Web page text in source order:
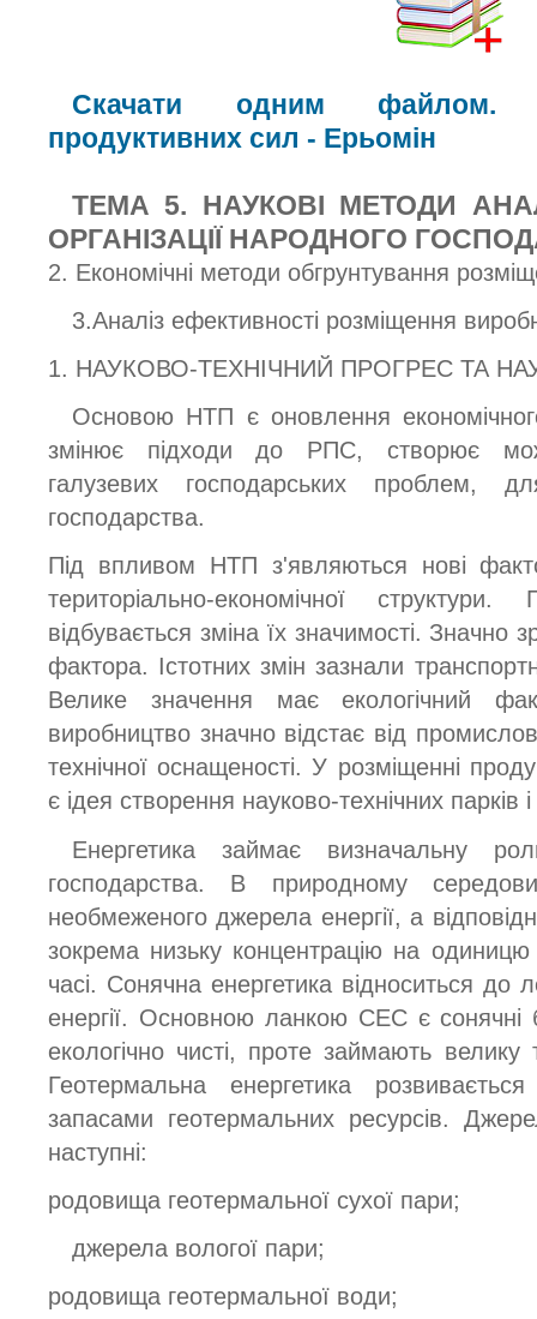
Скачати одним файлом.
продуктивних сил - Ерьомін
ТЕМА 5. НАУКОВІ МЕТОДИ
ОРГАНІЗАЦІЇ НАРОДНОГО
2. Економічні методи обгрунтування
3.Аналіз ефективності розміщення
1. НАУКОВО-ТЕХНІЧНИЙ ПРОГРЕС ТА
Основою НТП є оновлення
змінює підходи до РПС, створює
галузевих господарських проблем,
господарства.
Під впливом НТП з'являються нові
територіально-економічної
відбувається зміна їх значимості. Значно
фактора. Істотних змін зазнали
Велике значення має екологічний
виробництво значно відстає від
технічної оснащеності. У розміщенні
є ідея створення науково-технічних парків і
Енергетика займає визначальну
господарства. В природному
необмеженого джерела енергії, а
зокрема низьку концентрацію на одиницю
часі. Сонячна енергетика відноситься до
енергії. Основною ланкою СЕС є сонячні
екологічно чисті, проте займають велику
Геотермальна енергетика
запасами геотермальних ресурсів.
наступні:
родовища геотермальної сухої пари;
джерела вологої пари;
родовища геотермальної води;